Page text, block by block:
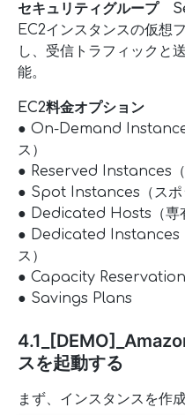
セキュリティグループ
EC2インスタンスの仮想
し、受信トラフィックと
能。
EC2料金オプション
● On-Demand
ス）
● Reserved Instances（
● Spot Instances（スポ
● Dedicated Hosts（専
● Dedicated Instances
ス）
● Capacity Reservations
● Savings Plans
スを起動する
まず、インスタンスを作